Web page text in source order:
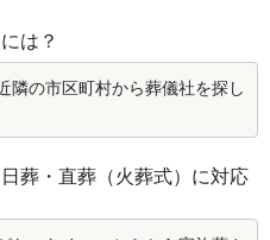
は？
隣の市区町村から葬儀社を探し
葬・直葬（火葬式）に対応